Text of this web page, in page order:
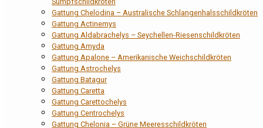
Gattung Chelodina – Australische Schlangenhalsschildkröten
Gattung Actinemys
Gattung Aldabrachelys – Seychellen-Riesenschildkröten
Gattung Amyda
Gattung Apalone – Amerikanische Weichschildkröten
Gattung Astrochelys
Gattung Batagur
Gattung Caretta
Gattung Carettochelys
Gattung Centrochelys
Gattung Chelonia – Grüne Meeresschildkröten